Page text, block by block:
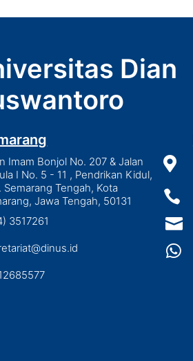
Dian
Imam Bonjol No. 207 & Jalan
I No. 5 - 11 , Pendrikan Kidul,
Semarang Tengah, Kota
Jawa Tengah, 50131
3517261



